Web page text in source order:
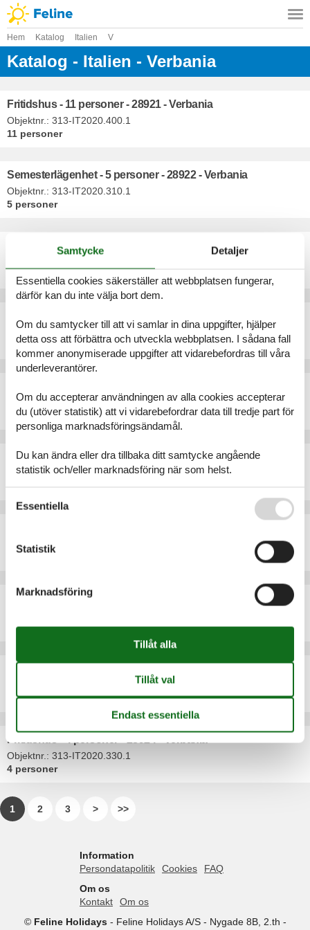
Hem Katalog Italien V
Katalog - Italien - Verbania
Fritidshus - 11 personer - 28921 - Verbania
Objektnr.: 313-IT2020.400.1
11 personer
Semesterlägenhet - 5 personer - 28922 - Verbania
Objektnr.: 313-IT2020.310.1
5 personer
Semesterlägenhet - 3 personer - 28921 - Verbania
3 personer
313-IT2020.728.1
4 personer
Objektnr.:313-IT2020.652.1
5 personer
Fritidshus - 4 personer - 28921 - Verbania
Objektnr.: 313-IT2020.115.1
Objektnr.:313-IT2020.660.1
Fritidshus - 5 personer - 28922 - Verbania
5 personer
4 personer
Fritidshus - 4 personer - 28924 - Verbania
Objektnr.: 313-IT2020.330.1
4 personer
1 2 3 > >>
Information
Persondatapolitik
Cookies
FAQ
Om os
Kontakt
Om os
© Feline Holidays- Feline Holidays A/S- Nygade 8B, 2.th -
Samtycke Detaljer
Essentiella cookies säkerställer att webbplatsen fungerar,
därför kan du inte välja bort dem.
Om du samtycker till att vi samlar in dina uppgifter, hjälper
detta oss att förbättra och utveckla webbplatsen. I sådana fall
kommer anonymiserade uppgifter att vidarebefordras till våra
underleverantörer.
Om du accepterar användningen av alla cookies accepterar
du (utöver statistik) att vi vidarebefordrar data till tredje part för
personliga marknadsföringsändamål.
Du kan ändra eller dra tillbaka ditt samtycke angående
statistik och/eller marknadsföring när som helst.
Essentiella
Statistik
Marknadsföring